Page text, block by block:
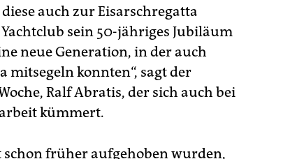
auch zur Eis­arschregatta
sein 50-jähriges Jubiläum
neue Generation, in der auch
mitsegeln konnten“, sagt der
Ralf Abratis, der sich auch bei
kümmert.
früher aufgehoben wurden,